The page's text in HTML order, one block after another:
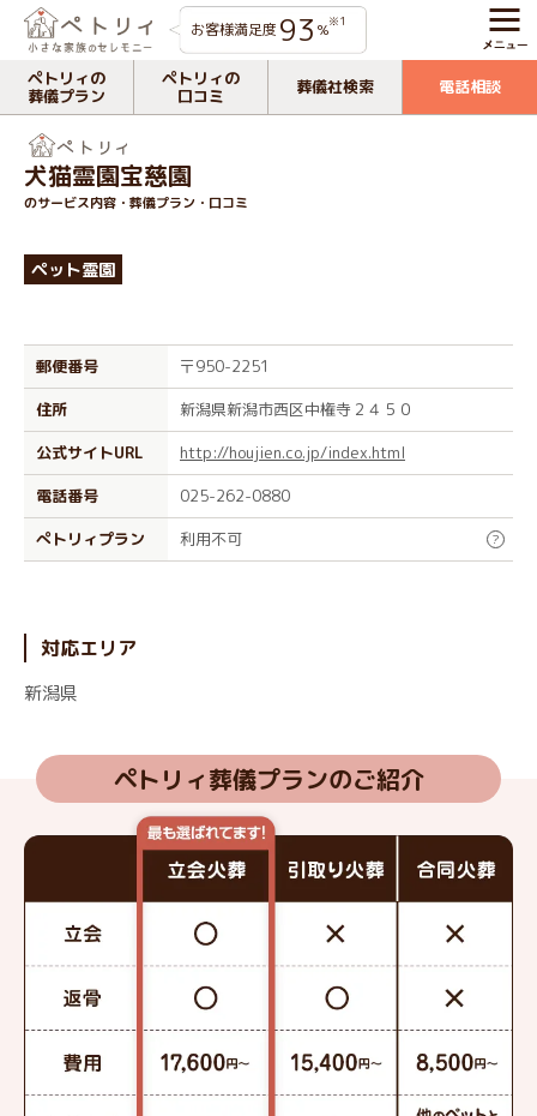
お客様満足度 93 %※1
ペトリィの
葬儀プラン
ペトリィの
口コミ
葬儀社検索 電話相談
犬猫霊園宝慈園
のサービス内容・葬儀プラン・口コミ
ペット霊園
郵便番号
〒950-2251
住所
新潟県新潟市西区中権寺２４５０
公式サイトURL
http://houjien.co.jp/index.html
電話番号
025-262-0880
ぺトリィプラン
利用不可 ?
対応エリア
新潟県
ペトリィ葬儀プランのご紹介